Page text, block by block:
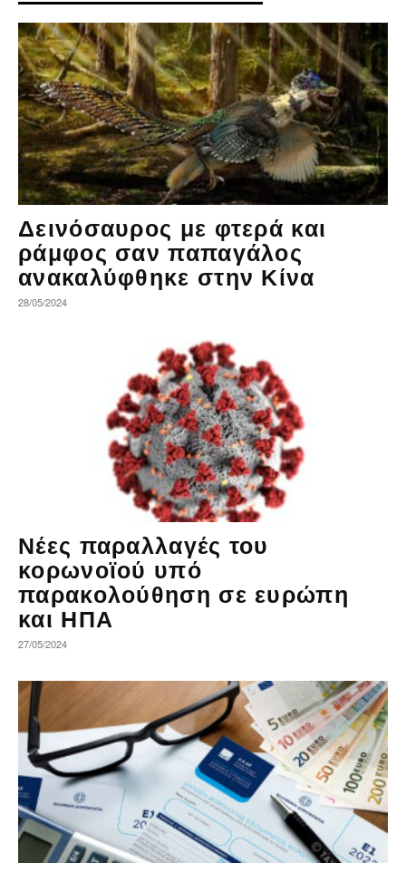
Δεινόσαυρος με φτερά και
ράμφος σαν παπαγάλος
ανακαλύφθηκε στην Κίνα
28/05/2024
Νέες παραλλαγές του
κορωνοϊού υπό
παρακολούθηση σε ευρώπη
και ΗΠΑ
27/05/2024